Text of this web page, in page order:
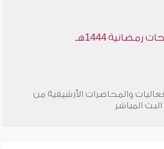
1444هـ
والمحاضرات الأرشيفية من
المباشر